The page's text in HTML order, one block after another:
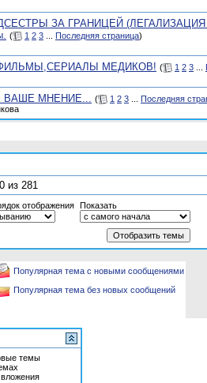
ЗА ГРАНИЦЕЙ
( 1 2 3 Последняя страница)
МЕДИКОВ! ( 1 2 3
ВАШЕ МНЕНИЕ... ( 1 2 3
Последняя
из 281
отображения Показать
Популярная тема с новыми сообщениями
Популярная тема без новых сообщений
темы